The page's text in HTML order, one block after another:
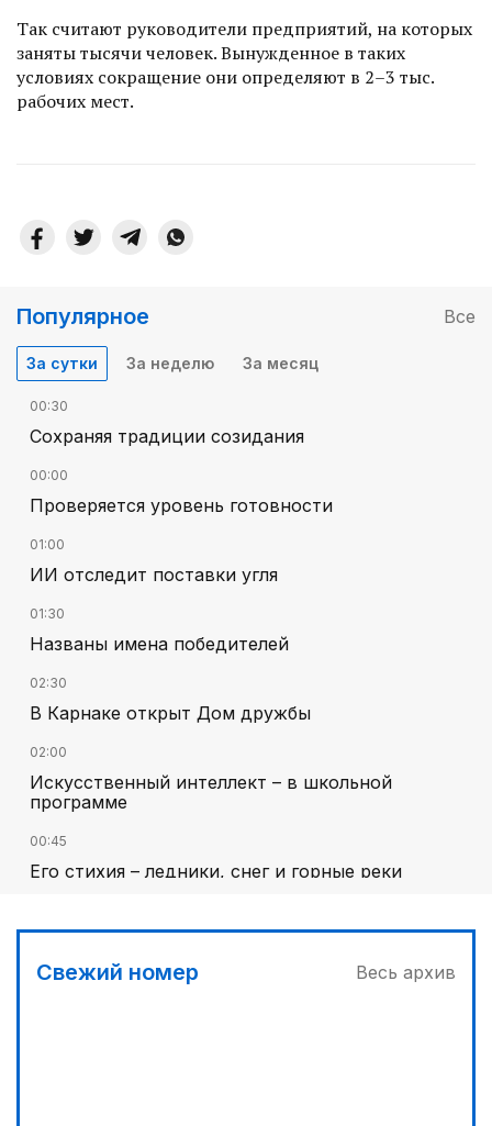
Так считают руководители предприятий, на которых
заняты тысячи человек. Вынужденное в таких
условиях сокращение они определяют в 2–3 тыс.
рабочих мест.
Популярное Все
За сутки За неделю За месяц
00:30
Сохраняя традиции созидания
00:00
Проверяется уровень готовности
01:00
ИИ отследит поставки угля
01:30
Названы имена победителей
02:30
В Карнаке открыт Дом дружбы
02:00
Искусственный интеллект – в школьной
программе
00:45
Его стихия – ледники, снег и горные реки
Челлендж в Вооруженных силах
01:40
Свежий номер Весь архив